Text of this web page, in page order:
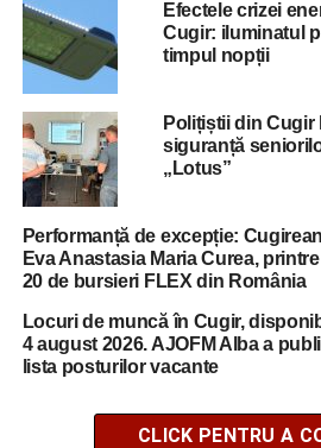
Efectele crizei
Cugir: iluminatul
timpul nopții
Polițiștii din Cugir
siguranță
„Lotus”
Performanță de excepție:
Eva Anastasia Maria Curea,
20 de bursieri FLEX din România
Locuri de muncă în Cugir,
4 august 2026. AJOFM Alba a
lista posturilor vacante
CLICK PENTRU A